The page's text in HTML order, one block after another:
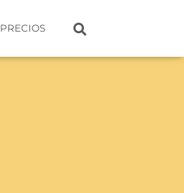
PRECIOS